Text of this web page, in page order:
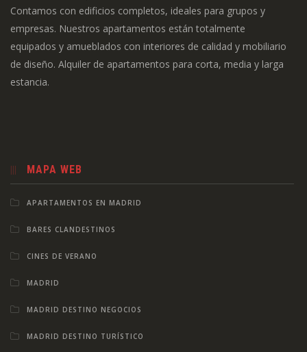
Contamos con edificios completos, ideales para grupos y
empresas. Nuestros apartamentos están totalmente
equipados y amueblados con interiores de calidad y mobiliario
de diseño. Alquiler de apartamentos para corta, media y larga
estancia.
MAPA WEB
APARTAMENTOS EN MADRID
BARES CLANDESTINOS
CINES DE VERANO
MADRID
MADRID DESTINO NEGOCIOS
MADRID DESTINO TURÍSTICO